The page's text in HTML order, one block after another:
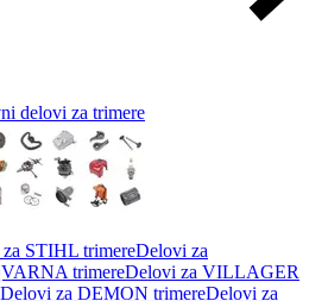
delovi za trimere
STIHL trimereDelovi za
trimereDelovi za VILLAGER
Delovi za DEMON trimereDelovi za